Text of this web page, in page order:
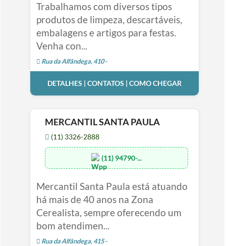
Trabalhamos com diversos tipos
produtos de limpeza, descartáveis,
embalagens e artigos para festas.
Venha con...
Rua da Alfândega, 410 -
DETALHES | CONTATOS | COMO CHEGAR
MERCANTIL SANTA PAULA
(11) 3326-2888
(11) 94790-...
Mercantil Santa Paula está atuando
há mais de 40 anos na Zona
Cerealista, sempre oferecendo um
bom atendimen...
Rua da Alfândega, 415 -